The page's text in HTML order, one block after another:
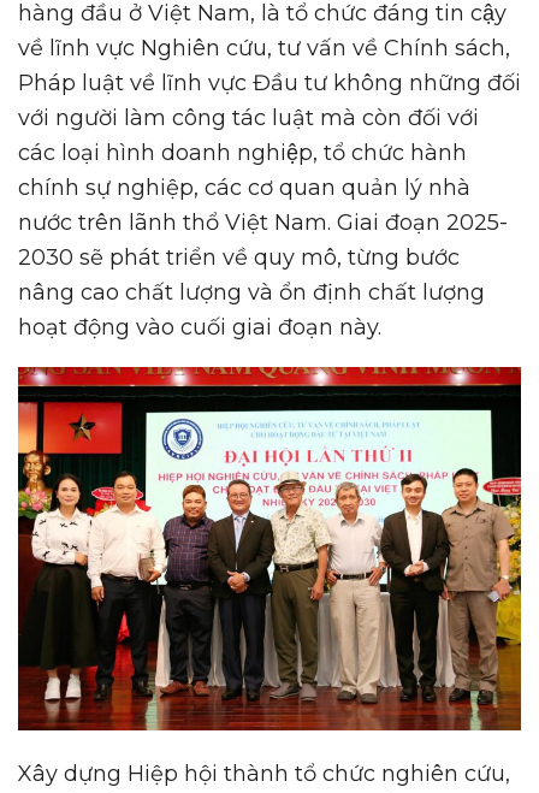
hàng đầu ở Việt Nam, là tổ chức đáng tin cậy
về lĩnh vực Nghiên cứu, tư vấn về Chính sách,
Pháp luật về lĩnh vực Đầu tư không những đối
với người làm công tác luật mà còn đối với
các loại hình doanh nghiệp, tổ chức hành
chính sự nghiệp, các cơ quan quản lý nhà
nước trên lãnh thổ Việt Nam. Giai đoạn 2025-
2030 sẽ phát triển về quy mô, từng bước
nâng cao chất lượng và ổn định chất lượng
hoạt động vào cuối giai đoạn này.
Xây dựng Hiệp hội thành tổ chức nghiên cứu,